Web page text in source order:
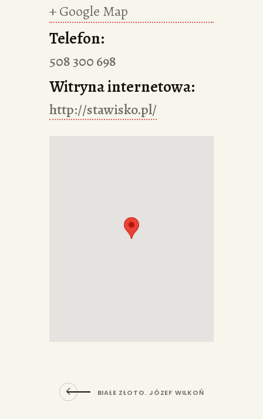
+ Google Map
Telefon:
508 300 698
Witryna internetowa:
http://stawisko.pl/
BIAŁE ZŁOTO. JÓZEF WILKOŃ